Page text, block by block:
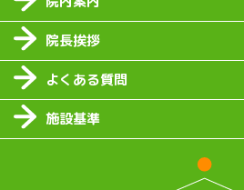
院長挨拶
よくある質問
施設基準